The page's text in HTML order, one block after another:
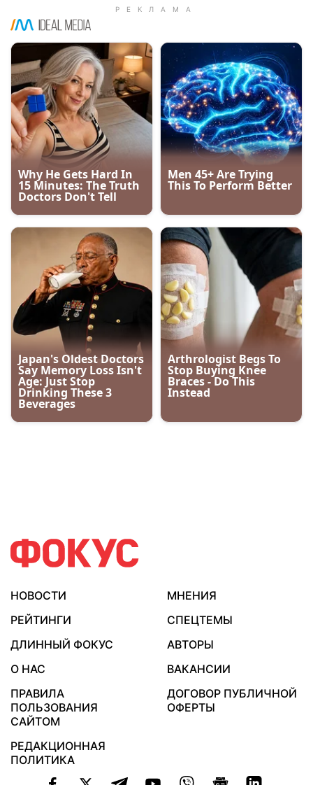
НОВОСТИ
МНЕНИЯ
РЕЙТИНГИ
СПЕЦТЕМЫ
ДЛИННЫЙ ФОКУС
АВТОРЫ
О НАС
ВАКАНСИИ
ПРАВИЛА
ПОЛЬЗОВАНИЯ
САЙТОМ
ДОГОВОР ПУБЛИЧНОЙ
ОФЕРТЫ
РЕДАКЦИОННАЯ
ПОЛИТИКА